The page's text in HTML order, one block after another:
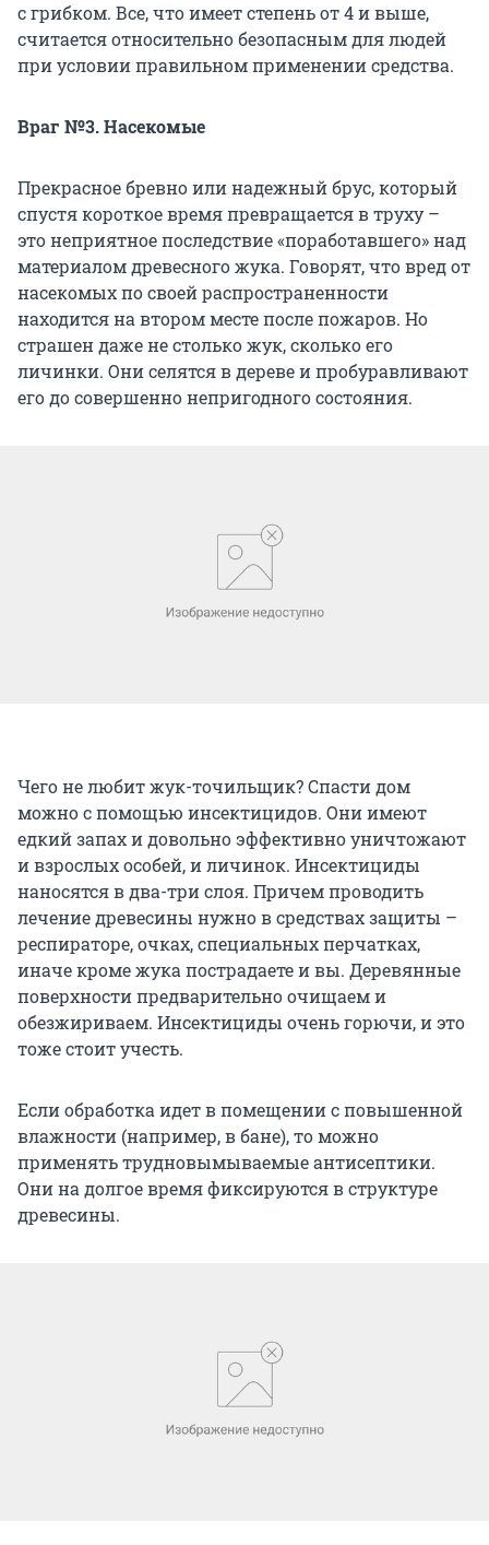
с грибком. Все, что имеет степень от 4 и выше,
считается относительно безопасным для людей
при условии правильном применении средства.
Враг №3. Насекомые
Прекрасное бревно или надежный брус, который
спустя короткое время превращается в труху –
это неприятное последствие «поработавшего» над
материалом древесного жука. Говорят, что вред от
насекомых по своей распространенности
находится на втором месте после пожаров. Но
страшен даже не столько жук, сколько его
личинки. Они селятся в дереве и пробуравливают
его до совершенно непригодного состояния.
Чего не любит жук-точильщик? Спасти дом
можно с помощью инсектицидов. Они имеют
едкий запах и довольно эффективно уничтожают
и взрослых особей, и личинок. Инсектициды
наносятся в два-три слоя. Причем проводить
лечение древесины нужно в средствах защиты –
респираторе, очках, специальных перчатках,
иначе кроме жука пострадаете и вы. Деревянные
поверхности предварительно очищаем и
обезжириваем. Инсектициды очень горючи, и это
тоже стоит учесть.
Если обработка идет в помещении с повышенной
влажности (например, в бане), то можно
применять трудновымываемые антисептики.
Они на долгое время фиксируются в структуре
древесины.